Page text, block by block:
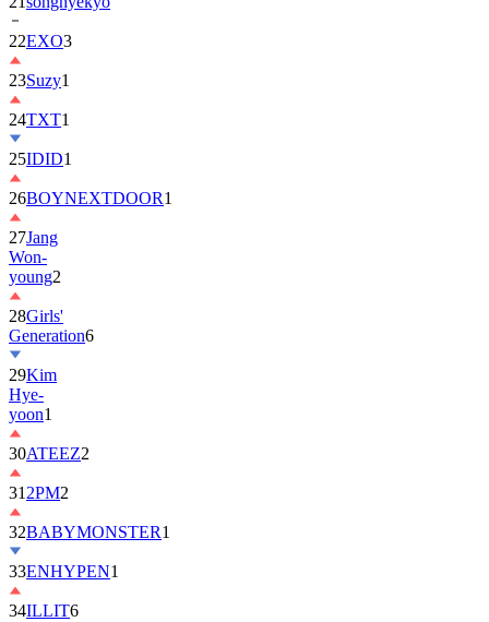
23Suzy1
24TXT1
25IDID1
26BOYNEXTDOOR
27Jang
Won-
young2
28Girls'
Generation
29Kim
Hye-
yoon1
30ATEEZ
312PM2
32 BABYMONSTER
33ENHYPEN1
34ILLIT6
35BTOB